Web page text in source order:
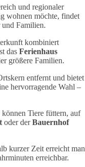
und regionaler
wohnen möchte, findet
und Familien.
kombiniert
das Ferienhaus
größere Familien.
entfernt und bietet
hervorragende Wahl –
Tiere füttern, auf
oder derBauernhof
kurzer Zeit erreicht man
erreichbar.